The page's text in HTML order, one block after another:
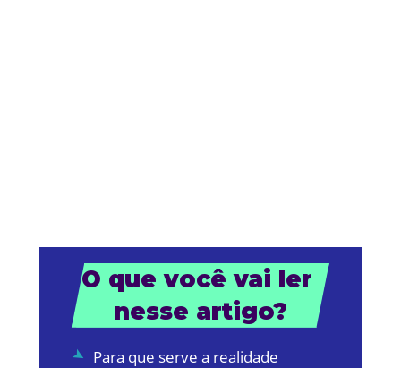
O que você vai ler
nesse artigo?
Para que serve a realidade